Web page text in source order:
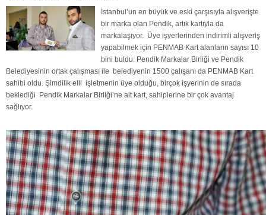
İstanbul’un en büyük ve eski çarşısıyla alışverişte
bir marka olan Pendik, artık kartıyla da
markalaşıyor. Üye işyerlerinden indirimli alışveriş
yapabilmek için PENMAB Kart alanların sayısı 10
bini buldu. Pendik Markalar Birliği ve Pendik
Belediyesinin ortak çalışması ile belediyenin 1500 çalışanı da PENMAB Kart
sahibi oldu. Şimdilik elli işletmenin üye olduğu, birçok işyerinin de sırada
beklediği
Pendik Markalar Birliği’ne ait kart, sahiplerine bir çok avantaj
sağlıyor.